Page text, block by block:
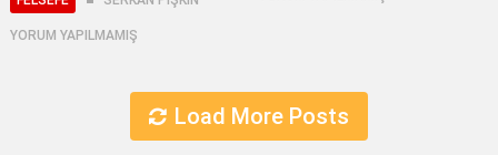
YORUM YAPILMAMIŞ
Load More Posts